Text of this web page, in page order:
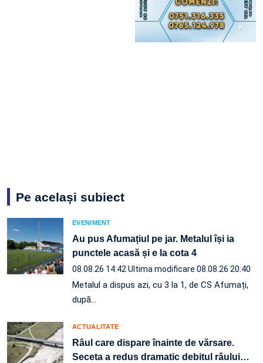
Pe același subiect
EVENIMENT
Au pus Afumațiul pe jar. Metalul își ia
punctele acasă și e la cota 4
08.08.26 14:42 Ultima modificare 08.08.26 20:40
Metalul a dispus azi, cu 3 la 1, de CS Afumați,
după…
ACTUALITATE
Râul care dispare înainte de vărsare.
Seceta a redus dramatic debitul râului…